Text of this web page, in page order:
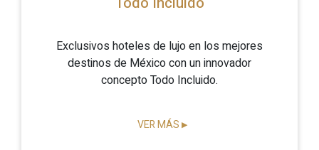
Exclusivos hoteles de lujo en los mejores
destinos de México con un innovador
concepto Todo Incluido.
VER MÁS ▶